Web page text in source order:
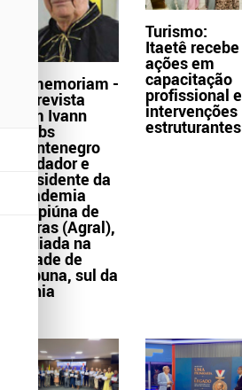
In memoriam -
Entrevista
com Ivann
Krebs
Montenegro
fundador e
presidente da
Academia
Grapiúna de
Letras (Agral),
sediada na
cidade de
Itabuna, sul da
Bahia
Turismo:
Itaetê recebe
ações em
capacitação
profissional e
intervenções
estruturantes